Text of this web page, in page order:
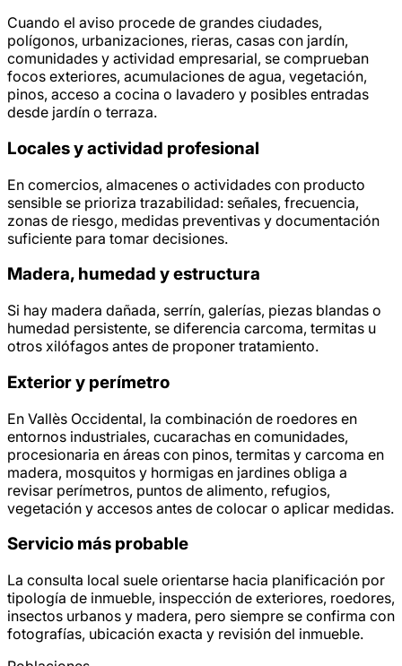
Cuando el aviso procede de grandes ciudades,
polígonos, urbanizaciones, rieras, casas con jardín,
comunidades y actividad empresarial, se comprueban
focos exteriores, acumulaciones de agua, vegetación,
pinos, acceso a cocina o lavadero y posibles entradas
desde jardín o terraza.
Locales y actividad profesional
En comercios, almacenes o actividades con producto
sensible se prioriza trazabilidad: señales, frecuencia,
zonas de riesgo, medidas preventivas y documentación
suficiente para tomar decisiones.
Madera, humedad y estructura
Si hay madera dañada, serrín, galerías, piezas blandas o
humedad persistente, se diferencia carcoma, termitas u
otros xilófagos antes de proponer tratamiento.
Exterior y perímetro
En Vallès Occidental, la combinación de roedores en
entornos industriales, cucarachas en comunidades,
procesionaria en áreas con pinos, termitas y carcoma en
madera, mosquitos y hormigas en jardines obliga a
revisar perímetros, puntos de alimento, refugios,
vegetación y accesos antes de colocar o aplicar medidas.
Servicio más probable
La consulta local suele orientarse hacia planificación por
tipología de inmueble, inspección de exteriores, roedores,
insectos urbanos y madera, pero siempre se confirma con
fotografías, ubicación exacta y revisión del inmueble.